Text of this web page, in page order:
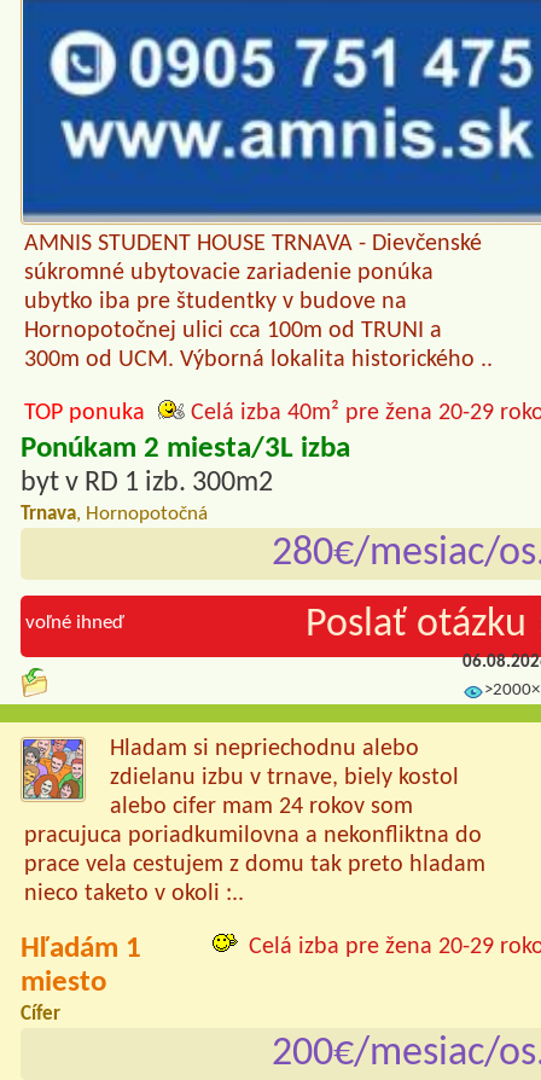
AMNIS STUDENT HOUSE TRNAVA - Dievčenské
súkromné ubytovacie zariadenie ponúka
ubytko iba pre študentky v budove na
Hornopotočnej ulici cca 100m od TRUNI a
300m od UCM. Výborná lokalita historického ..
Celá izba 40m² pre žena 20-29
TOP ponuka
Ponúkam 2 miesta/3L izba
byt v RD 1 izb. 300m2
Trnava, Hornopotočná
280€/mesiac/
voľné ihneď Poslať otázku
>2000×
Hladam si nepriechodnu alebo
zdielanu izbu v trnave, biely kostol
alebo cifer mam 24 rokov som
pracujuca poriadkumilovna a nekonfliktna do
prace vela cestujem z domu tak preto hladam
nieco taketo v okoli :..
Celá izba pre žena 20-29
Hľadám 1
miesto
Cífer
200€/mesiac/